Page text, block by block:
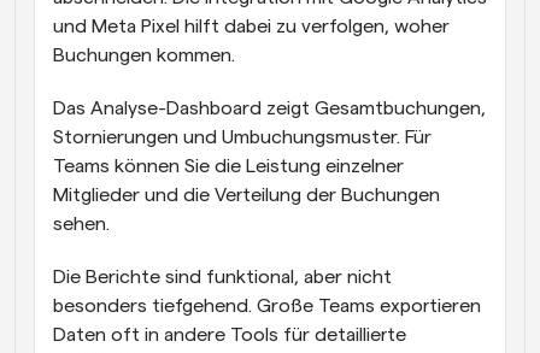
und Meta Pixel hilft dabei zu verfolgen, woher
Buchungen kommen.
Das Analyse-Dashboard zeigt Gesamtbuchungen,
Stornierungen und Umbuchungsmuster. Für
Teams können Sie die Leistung einzelner
Mitglieder und die Verteilung der Buchungen
sehen.
Die Berichte sind funktional, aber nicht
besonders tiefgehend. Große Teams exportieren
Daten oft in andere Tools für detaillierte